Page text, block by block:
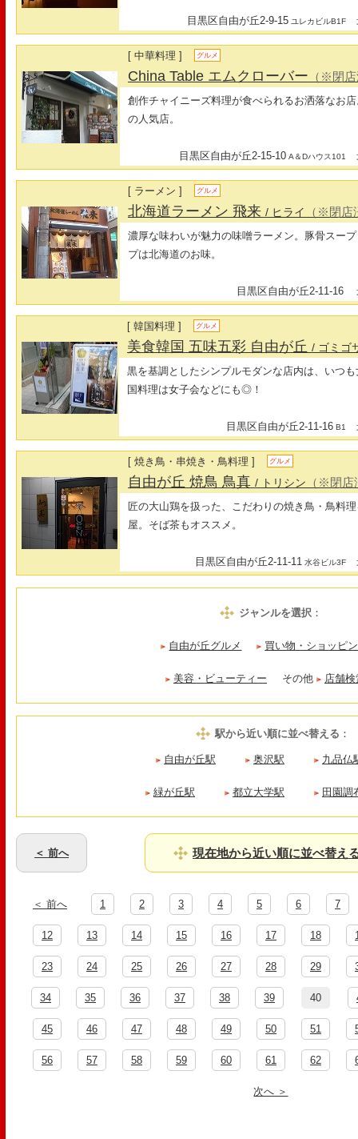
目黒区自由が丘2-9-15 ユレカビルB1F
[ 中華料理 ] グルメ
China Table エムクローバー （※閉
創作チャイニーズ料理が食べられるお洒落なお
の人気店。
目黒区自由が丘2-15-10 A＆Dハウス101
[ ラーメン ] グルメ
北海道ラーメン 飛来/ ヒライ （※閉店
濃厚な味わいが魅力の味噌ラーメン。豚骨スー
プは北海道のお味。
目黒区自由が丘2-11-16
[ 韓国料理 ] グルメ
美食韓国 五味五彩 自由が丘/ ゴミゴ
黒を基調としたシンプルモダンな店内は、いつ
国料理は女子会などにも◎！
目黒区自由が丘2-11-16 B1
[ 焼き鳥・串焼き・鳥料理 ] グルメ
自由が丘 焼鳥 鳥真/ トリシン （※閉店
匠の大山鶏を扱った、こだわりの焼き鳥・鳥料
屋。そば茶もオススメ。
目黒区自由が丘2-11-11 水谷ビル3F
ジャンルを選択：
自由が丘グルメ 買い物・ショッピ
美容・ビューティー その他 店舗
駅から近い順に並べ替える ：
自由が丘駅 奥沢駅 九品仏
緑が丘駅 都立大学駅 田園調
＜ 前へ 現在地から近い順に並べ替え
＜ 前へ 1 2 3 4 5 6 7
12 13 14 15 16 17 18
23 24 25 26 27 28 29
34 35 36 37 38 39 40
45 46 47 48 49 50 51
56 57 58 59 60 61 62
次へ ＞